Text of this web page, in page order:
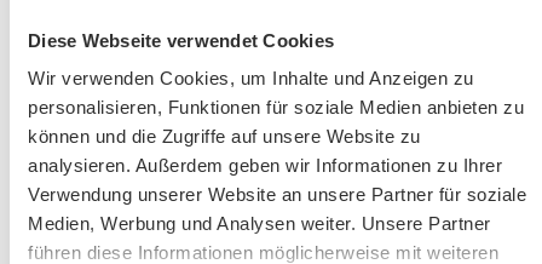
Diese Webseite verwendet Cookies
Wir verwenden Cookies, um Inhalte und Anzeigen zu
personalisieren, Funktionen für soziale Medien anbieten zu
können und die Zugriffe auf unsere Website zu
analysieren. Außerdem geben wir Informationen zu Ihrer
Verwendung unserer Website an unsere Partner für soziale
Medien, Werbung und Analysen weiter. Unsere Partner
führen diese Informationen möglicherweise mit weiteren
Abmessungen: Höhe: 200 cm, Breite: 75 cm, Tiefe:
40 cm.
Mango Holz
Retro Stil
Schublade